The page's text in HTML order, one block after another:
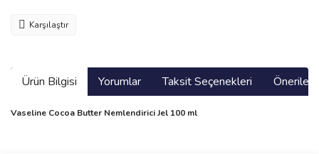
Karşılaştır
Ürün Bilgisi Yorumlar Taksit Seçenekleri
Vaseline Cocoa Butter Nemlendirici Jel 100 ml